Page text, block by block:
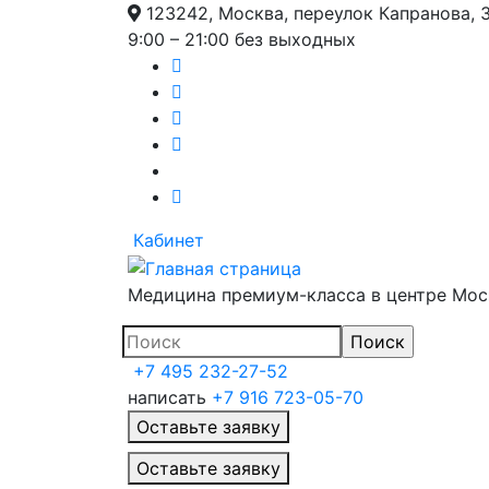
123242, Москва, переулок Капранова,
9:00 – 21:00 без выходных
Кабинет
Медицина премиум-класса в центре
+7 495 232-27-52
написать +7 916 723-05-70
Оставьте заявку
Главное меню
Оставьте заявку